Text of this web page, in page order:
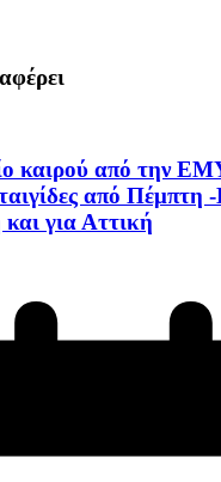
καιρού από την
από Πέμπτη
για Αττική